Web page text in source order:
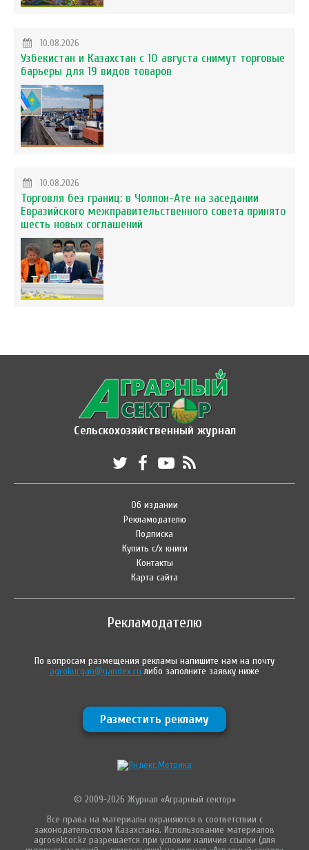
10.08.2026
Узбекистан и Казахстан с 10 августа снимут торговые
барьеры для 19 видов товаров
10.08.2026
Торговля без границ: в Чолпон-Ате на заседании
Евразийского межправительственного совета принято
шесть новых соглашений
Сельскохозяйственный журнал
Об издании
Рекламодателю
Подписка
Купить с/х книги
Контакты
Карта сайта
Рекламодателю
По вопросам размещения рекламы напишите нам на почту
agrokurgan@yandex.ru либо заполните заявку ниже
Разместить рекламу
© 2009-2026 Журнал «Аграрный сектор»
Все права на материалы охраняются в соответствии с
законодательством Казахстана. Использование материалов
agrosektor.kz разрешается при условии наличия ссылки (для